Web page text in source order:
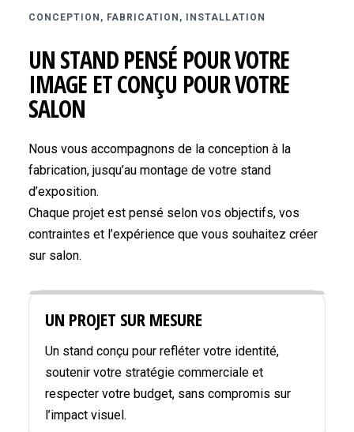
CONCEPTION, FABRICATION, INSTALLATION
UN STAND PENSÉ POUR VOTRE
IMAGE ET CONÇU POUR VOTRE
SALON
Nous vous accompagnons de la conception à la
fabrication, jusqu’au montage de votre stand
d’exposition.
Chaque projet est pensé selon vos objectifs, vos
contraintes et l’expérience que vous souhaitez créer
sur salon.
UN PROJET SUR MESURE
Un stand conçu pour refléter votre identité,
soutenir votre stratégie commerciale et
respecter votre budget, sans compromis sur
l’impact visuel.